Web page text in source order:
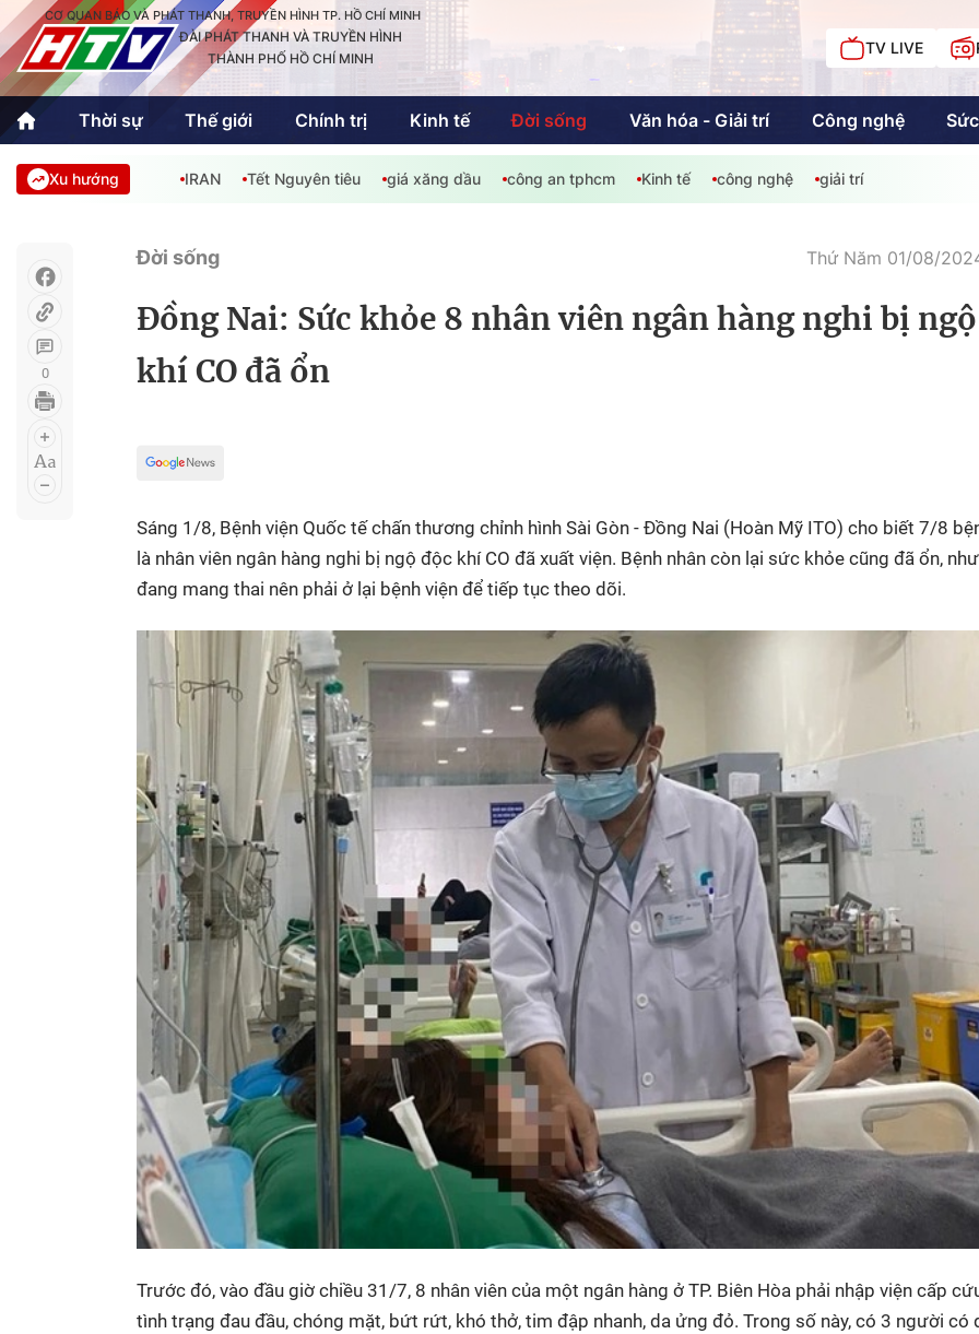
CƠ QUAN BÁO VÀ PHÁT THANH, TRUYỀN HÌNH TP. HỒ CHÍ MINH
ĐÀI PHÁT THANH VÀ TRUYỀN HÌNH
THÀNH PHỐ HỒ CHÍ MINH
TV LIVE
Thời sự Thế giới Chính trị Kinh tế Đời sống Văn hóa - Giải trí Công nghệ
Thời sự
Thể thao
Quốc tế
Văn hóa - Giải trí
Giáo dục Kinh tế
An Sinh
Không gian văn hóa
Hồ Chí Minh
Thành phố không
ngủ
Mái ấm gia đình
Việt
Các show khác
Các chương trình
khác
Phim truyền hình
Phim tài liệu
Made By Vietnam
Innovation Fest
Xu hướng IRAN Tết Nguyên tiêu giá xăng dầu công an tphcm Kinh tế công nghệ giải trí
0
Đời sống Thứ Năm 01/08/
Đồng Nai: Sức khỏe 8 nhân viên ngân hàng nghi bị
khí CO đã ổn
Sáng 1/8, Bệnh viện Quốc tế chấn thương chỉnh hình Sài Gòn - Đồng Nai (Hoàn Mỹ ITO) cho biết 7/8
là nhân viên ngân hàng nghi bị ngộ độc khí CO đã xuất viện. Bệnh nhân còn lại sức khỏe cũng đã ổn,
đang mang thai nên phải ở lại bệnh viện để tiếp tục theo dõi.
Trước đó, vào đầu giờ chiều 31/7, 8 nhân viên của một ngân hàng ở TP. Biên Hòa phải nhập viện cấp
tình trạng đau đầu, chóng mặt, bứt rứt, khó thở, tim đập nhanh, da ửng đỏ. Trong số này, có 3 người có